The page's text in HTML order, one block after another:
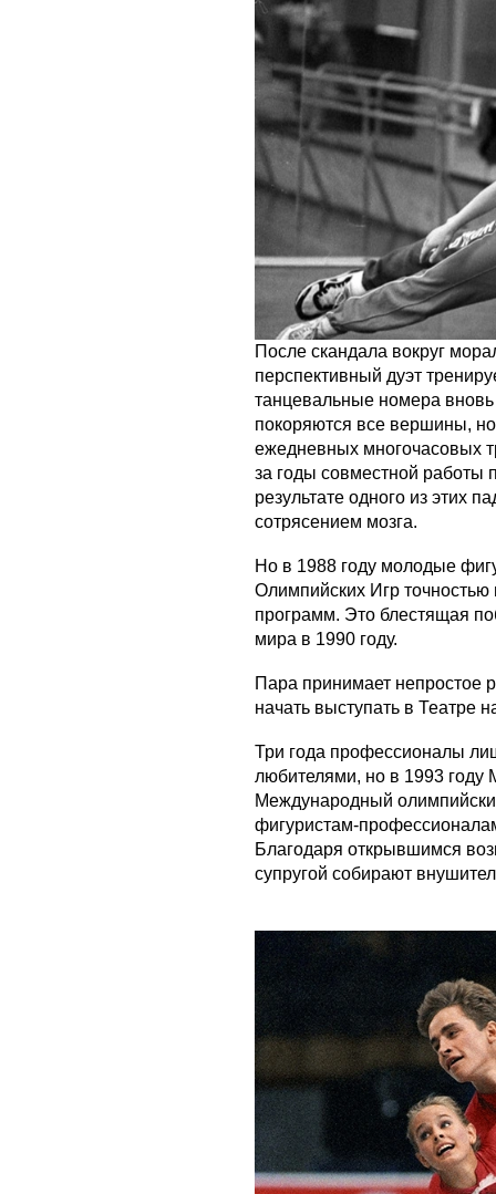
После скандала вокруг
перспективный дуэт
танцевальные номера
покоряются все вершины,
ежедневных многочасовых
за годы совместной
результате одного из этих
сотрясением мозга.
Но в 1988 году молодые
Олимпийских Игр
программ. Это блестящая
мира в 1990 году.
Пара принимает непростое
начать выступать в Театре
Три года профессионалы
любителями, но в 1993
Международный
фигуристам-
Благодаря открывшимся
супругой собирают